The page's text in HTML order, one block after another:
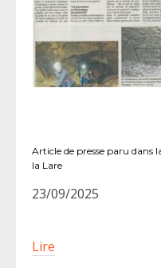
Article de presse paru dans
la Lare
23/09/2025
Lire